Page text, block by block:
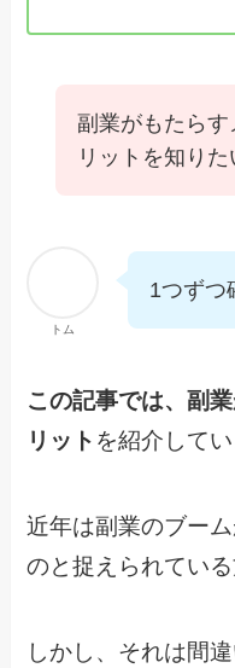
副業がもたらす
リットを知りた
トム
1つずつ
この記事では、副
リット を紹介して
近年は副業のブー
のと捉えられている
しかし、それは間違